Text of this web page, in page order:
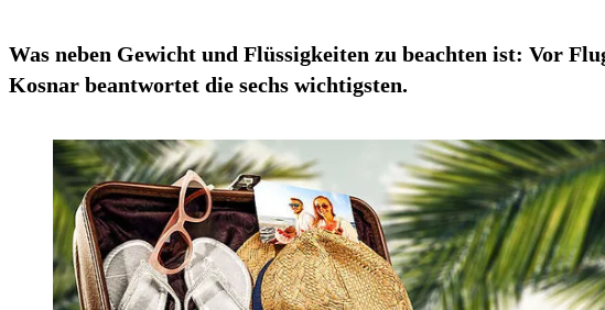
Was neben Gewicht und Flüssigkeiten zu beachten ist: Vor
Kosnar beantwortet die sechs wichtigsten.